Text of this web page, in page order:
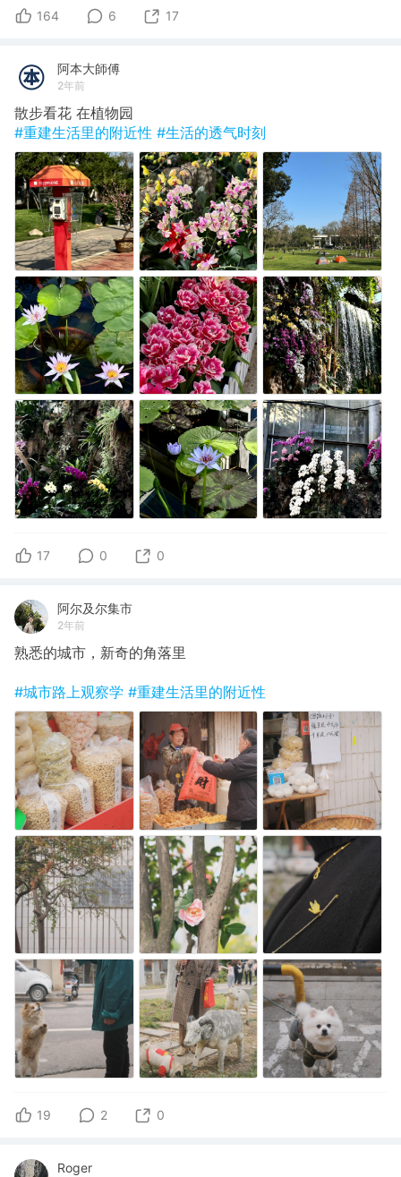
164 6 17
阿本大師傅
2年前
散步看花 在植物园
#重建生活里的附近性 #生活的透气时刻
17 0 0
阿尔及尔集市
2年前
熟悉的城市，新奇的角落里
#城市路上观察学 #重建生活里的附近性
19 2 0
Roger